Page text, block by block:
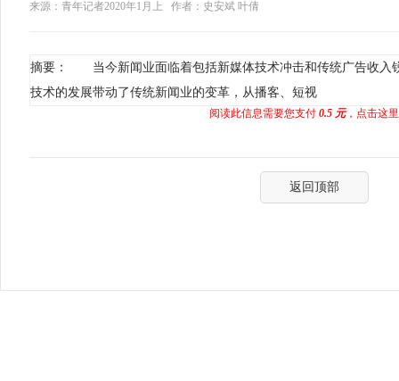
来源：青年记者2020年1月上
作者：史安斌 叶倩
摘要： 当今新闻业面临着包括新媒体技术冲击和传统广告收入
技术的发展带动了传统新闻业的变革，从播客、短视
阅读此信息需要您支付 0.5 元，点击这
返回顶部